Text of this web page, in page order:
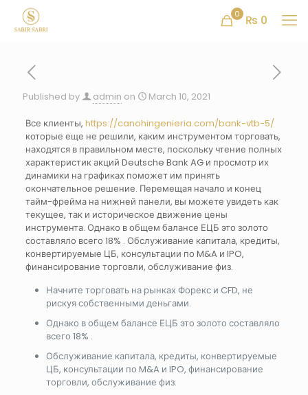
0 ₨ 0
Published by admin on March 10, 2021
Все клиенты, https://canohingenieria.com/bank-vtb-5/
которые еще не решили, каким инструментом торговать,
находятся в правильном месте, поскольку чтение полных
характеристик акций Deutsche Bank AG и просмотр их
динамики на графиках поможет им принять
окончательное решение. Перемещая начало и конец
тайм-фрейма на нижней панели, вы можете увидеть как
текущее, так и историческое движение цены
инструмента. Однако в общем балансе ЕЦБ это золото
составляло всего 18% . Обслуживание капитала, кредиты,
конвертируемые ЦБ, консультации по M&A и IPO,
финансирование торговли, обслуживание физ.
Начните торговать на рынках Форекс и CFD, не
рискуя собственными деньгами.
Однако в общем балансе ЕЦБ это золото составляло
всего 18% .
Обслуживание капитала, кредиты, конвертируемые
ЦБ, консультации по M&A и IPO, финансирование
торговли, обслуживание физ.